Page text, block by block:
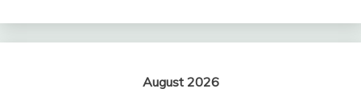
August 2026